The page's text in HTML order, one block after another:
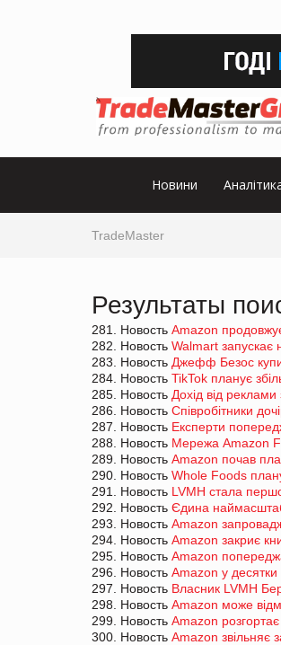
Новини
TradeMaster
Результаты
281. Новость Amazon
282. Новость Walmart запускає
283. Новость Джефф Безос
284. Новость TikTok планує
285. Новость Дохід від
286. Новость Співробітники
287. Новость Експерти
288. Новость Мережа Amazon
289. Новость Amazon почав
290. Новость Whole Foods
291. Новость LVMH стала
292. Новость Єдина
293. Новость Amazon
294. Новость Amazon закриє
295. Новость Amazon
296. Новость Amazon у десятки
297. Новость Власник LVMH
298. Новость Amazon може
299. Новость Amazon
300. Новость Amazon звільняє